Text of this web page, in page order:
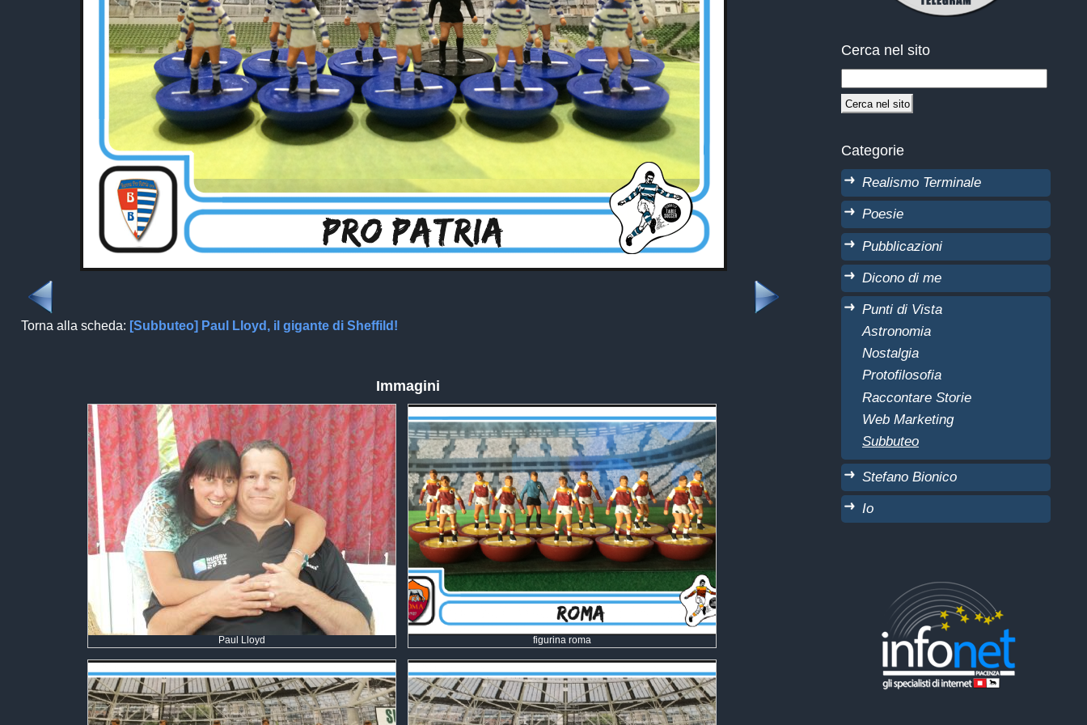
Torna alla scheda: [Subbuteo] Paul Lloyd, il gigante di Sheffild!
Immagini
Paul Lloyd figurina roma
Cerca nel sito
Categorie
Realismo Terminale
Poesie
Pubblicazioni
Dicono di me
Punti di Vista
Astronomia
Nostalgia
Protofilosofia
Raccontare Storie
Web Marketing
Subbuteo
Stefano Bionico
Io